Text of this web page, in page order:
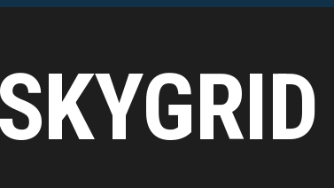
CONTACT
EN